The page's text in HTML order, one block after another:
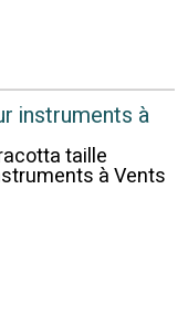
instruments à
taille
à Vents